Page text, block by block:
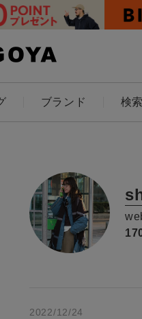
ブランド 検索
探す2022/12/24